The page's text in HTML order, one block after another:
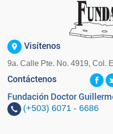
Visítenos
9a. Calle Pte. No. 4919, Col.
Contáctenos
Fundación Doctor
(+503) 6071 - 6686